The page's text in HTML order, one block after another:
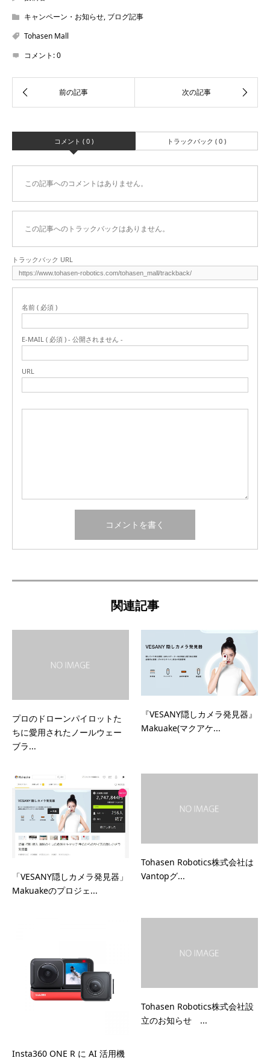
キャンペーン・お知らせ, ブログ記事
Tohasen Mall
コメント:0
コメント ( 0 ) トラックバック ( 0 )
この記事へのコメントはありません。
この記事へのトラックバックはありません。
トラックバック URL
名前 ( 必須 )
E-MAIL ( 必須 ) - 公開されません -
URL
関連記事
プロのドローンパイロットた
ちに愛用されたノールウェー
ブラ...
『VESANY隠しカメラ発見器』
Makuake(マクアケ...
「VESANY隠しカメラ発見器」
Makuakeのプロジェ...
Tohasen Robotics株式会社は
Vantopグ...
Insta360 ONE R に AI 活用機
Tohasen Robotics株式会社設
立のお知らせ ...